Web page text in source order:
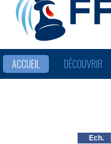
ACCUEIL DÉCOUVRIR
Ech.